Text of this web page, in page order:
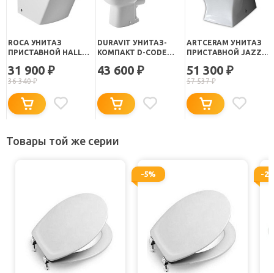
ROCA УНИТАЗ
ПРИСТАВНОЙ HALL
31 900 ₽
36 340₽
DURAVIT УНИТАЗ-
КОМПАКТ D-CODE
43 600 ₽
ARTCERAM УНИТАЗ
ПРИСТАВНОЙ JAZZ
51 300 ₽
57 537₽
Товары той же серии
-5% -